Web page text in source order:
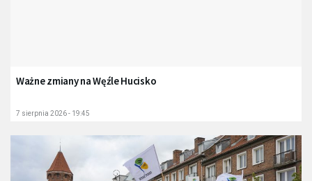
Ważne zmiany na Węźle Hucisko
7 sierpnia 2026 - 19:45